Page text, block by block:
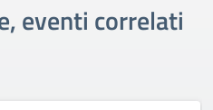
eventi correlati